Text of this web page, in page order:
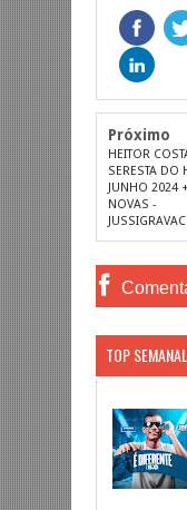
Próximo
HEITOR
SERESTA DO
JUNHO 2024
NOVAS -
TOP SEMANAL